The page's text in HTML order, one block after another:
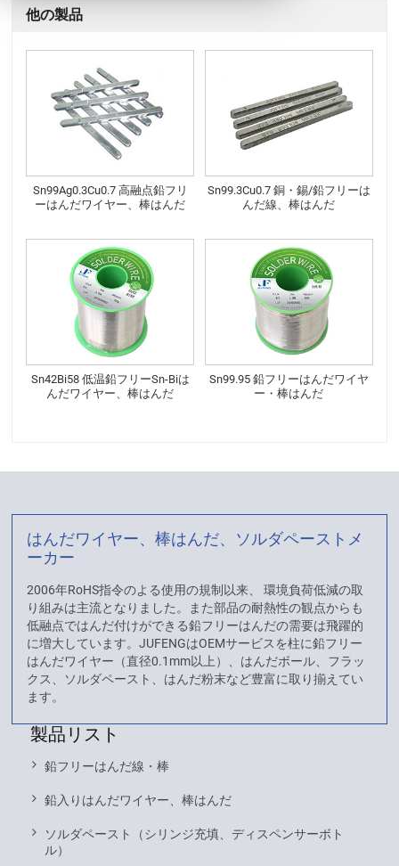
他の製品
Sn99Ag0.3Cu0.7 高融点鉛フリ
ーはんだワイヤー、棒はんだ
Sn99.3Cu0.7 銅・錫/鉛フリーは
んだ線、棒はんだ
Sn42Bi58 低温鉛フリーSn-Biは
んだワイヤー、棒はんだ
Sn99.95 鉛フリーはんだワイヤ
ー・棒はんだ
はんだワイヤー、棒はんだ、ソルダペーストメ
ーカー
2006年RoHS指令のよる使用の規制以来、 環境負荷低減の取
り組みは主流となりました。また部品の耐熱性の観点からも
低融点ではんだ付けができる鉛フリーはんだの需要は飛躍的
に増大しています。JUFENGはOEMサービスを柱に鉛フリー
はんだワイヤー（直径0.1mm以上）、はんだボール、フラッ
クス、ソルダペースト、はんだ粉末など豊富に取り揃えてい
ます。
製品リスト
鉛フリーはんだ線・棒
鉛入りはんだワイヤー、棒はんだ
ソルダペースト（シリンジ充填、ディスペンサーボト
ル）